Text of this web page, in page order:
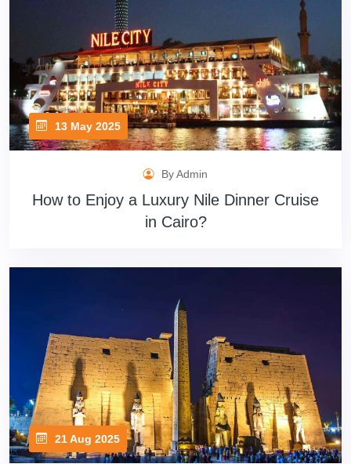
13 May 2025
By Admin
How to Enjoy a Luxury Nile Dinner Cruise
in Cairo?
21 Aug 2025